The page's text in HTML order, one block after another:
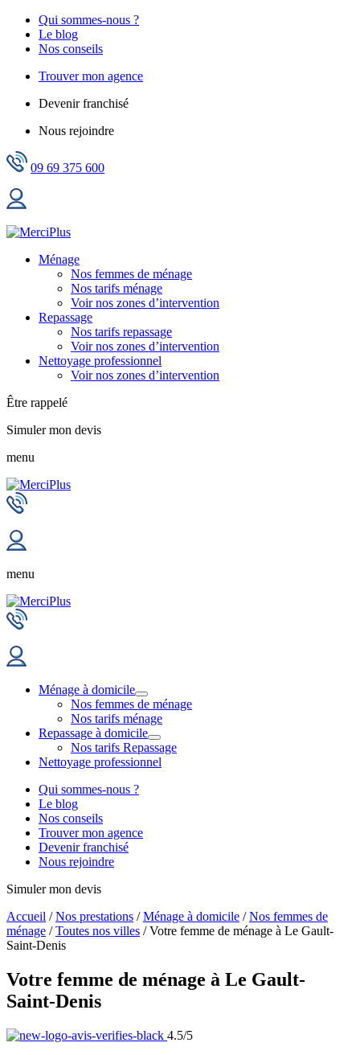
Qui sommes-nous ?
Le blog
Nos conseils
Trouver mon agence
Devenir franchisé
Nous rejoindre
09 69 375 600
Ménage
Nos femmes de ménage
Nos tarifs ménage
Voir nos zones d’intervention
Repassage
Nos tarifs repassage
Voir nos zones d’intervention
Nettoyage professionnel
Voir nos zones d’intervention
Être rappelé
Simuler mon devis
menu
menu
Ménage à domicile
Nos femmes de ménage
Nos tarifs ménage
Repassage à domicile
Nos tarifs Repassage
Nettoyage professionnel
Qui sommes-nous ?
Le blog
Nos conseils
Trouver mon agence
Devenir franchisé
Nous rejoindre
Simuler mon devis
Accueil /Nos prestations /Ménage à domicile /Nos femmes de
ménage /Toutes nos villes /Votre femme de ménage à Le Gault-
Saint-Denis
Votre femme de ménage à Le Gault-
Saint-Denis
4.5/5